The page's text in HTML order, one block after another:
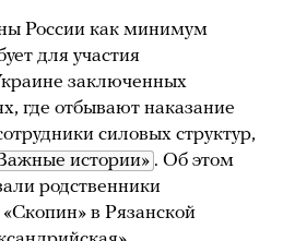
России как минимум
для участия
заключенных
где отбывают наказание
силовых структур,
истории» . Об этом
родственники
в Рязанской